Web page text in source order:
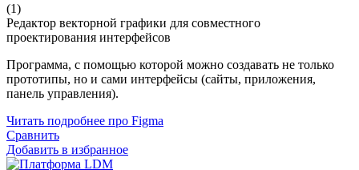
(1)
Редактор векторной графики для совместного
проектирования интерфейсов
Программа, с помощью которой можно создавать не только
прототипы, но и сами интерфейсы (сайты, приложения,
панель управления).
Читать подробнее про Figma
Сравнить
Добавить в избранное